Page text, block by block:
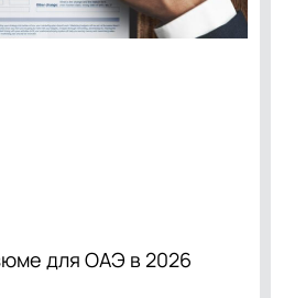
для ОАЭ в 2026